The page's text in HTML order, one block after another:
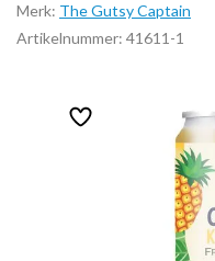
Merk: The Gutsy Captain
Artikelnummer: 41611-1